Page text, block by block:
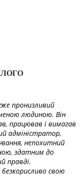
пронизливий
людиною. Він
працював і вимагав
адміністратор,
непохитний
здатним до
правді.
свою